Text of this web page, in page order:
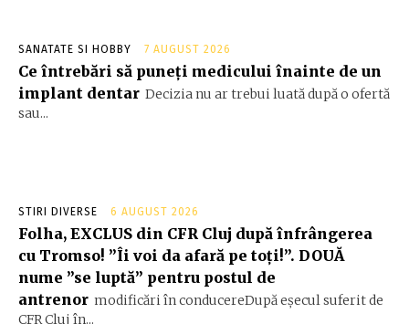
SANATATE SI HOBBY 7 AUGUST 2026
Ce întrebări să puneți medicului înainte de un
implant dentar Decizia nu ar trebui luată după o ofertă
sau...
STIRI DIVERSE 6 AUGUST 2026
Folha, EXCLUS din CFR Cluj după înfrângerea
cu Tromso! ”Îi voi da afară pe toți!”. DOUĂ
nume ”se luptă” pentru postul de
antrenor modificări în conducereDupă eșecul suferit de
CFR Cluj în...